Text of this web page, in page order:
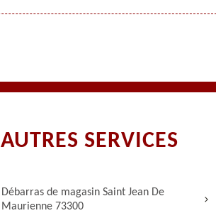
AUTRES SERVICES
Débarras de magasin Saint Jean De
Maurienne 73300